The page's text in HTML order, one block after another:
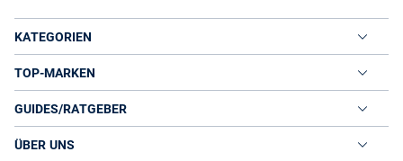
KATEGORIEN
TOP-MARKEN
GUIDES/RATGEBER
ÜBER UNS